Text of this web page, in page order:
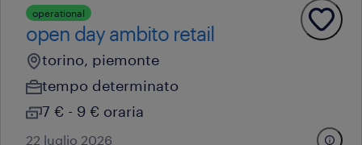
operational
open day ambito retail
torino, piemonte
tempo determinato
7 € - 9 € oraria
22 luglio 2026